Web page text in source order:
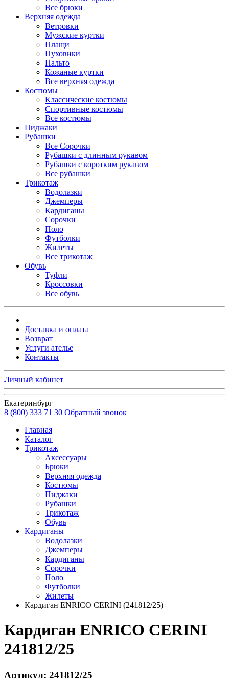
Все брюки
Верхняя одежда
Ветровки
Мужские куртки
Плащи
Пуховики
Пальто
Кожаные куртки
Все верхняя одежда
Костюмы
Классические костюмы
Спортивные костюмы
Все костюмы
Пиджаки
Рубашки
Все Сорочки
Рубашки с длинным рукавом
Рубашки с коротким рукавом
Все рубашки
Трикотаж
Водолазки
Джемперы
Кардиганы
Сорочки
Поло
Футболки
Жилеты
Все трикотаж
Обувь
Туфли
Кроссовки
Все обувь
Доставка и оплата
Возврат
Услуги ателье
Контакты
Личный кабинет
Екатеринбург
8 (800) 333 71 30 Обратный звонок
Главная
Каталог
Трикотаж
Аксессуары
Брюки
Верхняя одежда
Костюмы
Пиджаки
Рубашки
Трикотаж
Обувь
Кардиганы
Водолазки
Джемперы
Кардиганы
Сорочки
Поло
Футболки
Жилеты
Кардиган ENRICO CERINI (241812/25)
Кардиган ENRICO CERINI
241812/25
Артикул: 241812/25